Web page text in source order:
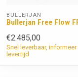
BULLERJAN
Bullerjan Free Flow
€2.485,00
Snel leverbaar,
levertijd